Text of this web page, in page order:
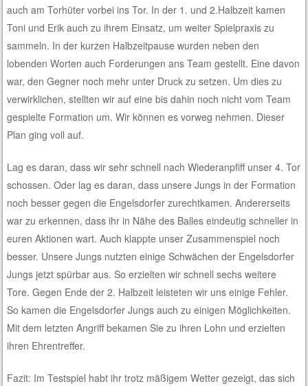
auch am Torhüter vorbei ins Tor. In der 1. und 2.Halbzeit kamen
Toni und Erik auch zu ihrem Einsatz, um weiter Spielpraxis zu
sammeln. In der kurzen Halbzeitpause wurden neben den
lobenden Worten auch Forderungen ans Team gestellt. Eine davon
war, den Gegner noch mehr unter Druck zu setzen. Um dies zu
verwirklichen, stellten wir auf eine bis dahin noch nicht vom Team
gespielte Formation um. Wir können es vorweg nehmen. Dieser
Plan ging voll auf.
Lag es daran, dass wir sehr schnell nach Wiederanpfiff unser 4. Tor
schossen. Oder lag es daran, dass unsere Jungs in der Formation
noch besser gegen die Engelsdorfer zurechtkamen. Andererseits
war zu erkennen, dass ihr in Nähe des Balles eindeutig schneller in
euren Aktionen wart. Auch klappte unser Zusammenspiel noch
besser. Unsere Jungs nutzten einige Schwächen der Engelsdorfer
Jungs jetzt spürbar aus. So erzielten wir schnell sechs weitere
Tore. Gegen Ende der 2. Halbzeit leisteten wir uns einige Fehler.
So kamen die Engelsdorfer Jungs auch zu einigen Möglichkeiten.
Mit dem letzten Angriff bekamen Sie zu ihren Lohn und erzielten
ihren Ehrentreffer.
Fazit: Im Testspiel habt ihr trotz mäßigem Wetter gezeigt, das sich